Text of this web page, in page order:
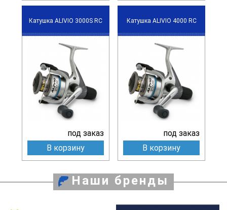
Катушка ALIVIO 3000S RC
под заказ
В корзину
Катушка ALIVIO 4000 RC
под заказ
В корзину
Наши бренды